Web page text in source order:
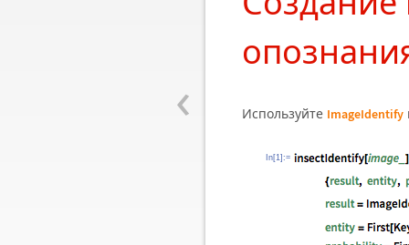
‹ Используйте ImageIdentify
In[1]:=